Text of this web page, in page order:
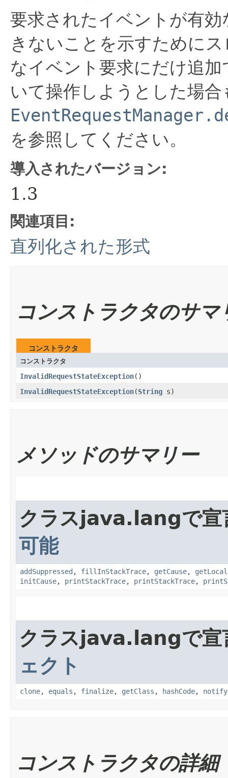
要求されたイベントが有
きないことを示すために
なイベント要求にだけ追
いて操作しようとした場
を参照してください。
導入されたバージョン:
1.3
関連項目:
直列化された形式
コンストラクタのサマ
コンストラクタ
コンストラクタ
InvalidRequestStateException()
InvalidRequestStateException​(String s)
メソッドのサマリー
クラスjava.langで宣
可能
addSuppressed , fillInStackTrace, getCause,
initCause, printStackTrace, printStackTrace,
クラスjava.langで宣
ェクト
clone, equals , finalize, getClass , hashCode, notify
コンストラクタの詳細